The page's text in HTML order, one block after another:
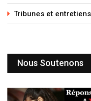
Tribunes et entretiens
Nous Soutenons